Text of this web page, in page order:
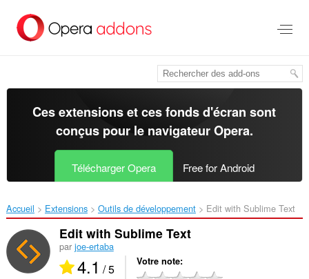
contenu
Ces extensions et ces fonds d'écran sont
conçus pour le navigateur Opera.
Télécharger Opera Free for Android
Accueil Extensions Outils de développement Edit with Sublime Text‎
Edit with Sublime Text
par joe-ertaba
4.1 / 5 Votre note